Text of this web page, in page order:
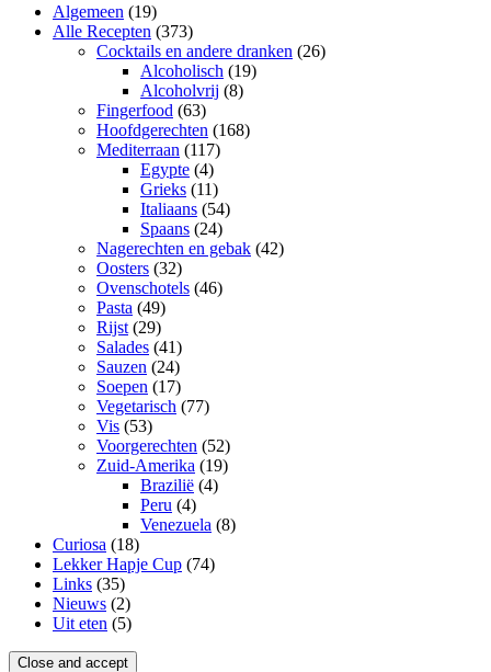
Algemeen (19)
Alle Recepten (373)
Cocktails en andere dranken (26)
Alcoholisch (19)
Alcoholvrij (8)
Fingerfood (63)
Hoofdgerechten (168)
Mediterraan (117)
Egypte (4)
Grieks (11)
Italiaans (54)
Spaans (24)
Nagerechten en gebak (42)
Oosters (32)
Ovenschotels (46)
Pasta (49)
Rijst (29)
Salades (41)
Sauzen (24)
Soepen (17)
Vegetarisch (77)
Vis (53)
Voorgerechten (52)
Zuid-Amerika (19)
Brazilië (4)
Peru (4)
Venezuela (8)
Curiosa (18)
Lekker Hapje Cup (74)
Links (35)
Nieuws (2)
Uit eten (5)